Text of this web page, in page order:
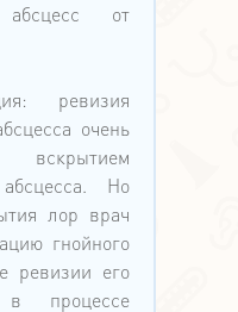
абсцесс от
ревизия
очень
абсцесса. Но
лор врач
гнойного
ревизии его
в процессе